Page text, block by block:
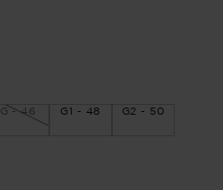
G - 46 G1 - 48 G2 - 50